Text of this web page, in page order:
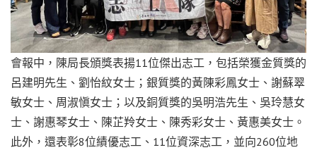
會報中，陳局長頒獎表揚11位傑出志工，包括榮獲金質獎的
呂建明先生、劉怡紋女士；銀質獎的黃陳彩鳳女士、謝蘇翠
敏女士、周淑愼女士；以及銅質獎的吳明浩先生、吳玲慧女
士、謝惠琴女士、陳芷羚女士、陳秀彩女士、黃惠美女士。
此外，還表彰8位績優志工、11位資深志工，並向260位地